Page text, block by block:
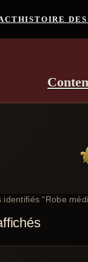
HISTOIRE DES
“Robe